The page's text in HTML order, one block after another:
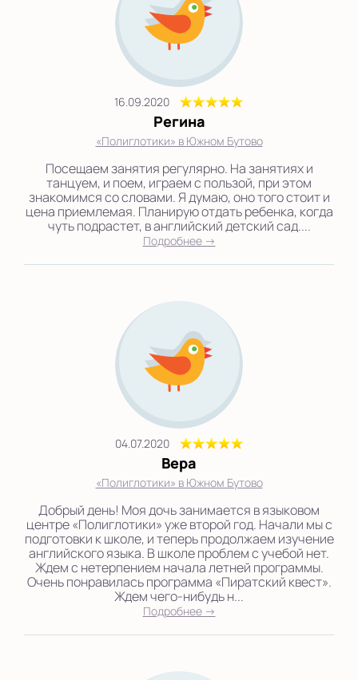
16.09.2020
Регина
«Полиглотики» в Южном Бутово
Посещаем занятия регулярно. На занятиях и
танцуем, и поем, играем с пользой, при этом
знакомимся со словами. Я думаю, оно того стоит и
цена приемлемая. Планирую отдать ребенка, когда
чуть подрастет, в английский детский сад....
Подробнее →
04.07.2020
Вера
«Полиглотики» в Южном Бутово
Добрый день! Моя дочь занимается в языковом
центре «Полиглотики» уже второй год. Начали мы с
подготовки к школе, и теперь продолжаем изучение
английского языка. В школе проблем с учебой нет.
Ждем с нетерпением начала летней программы.
Очень понравилась программа «Пиратский квест».
Ждем чего-нибудь н...
Подробнее →